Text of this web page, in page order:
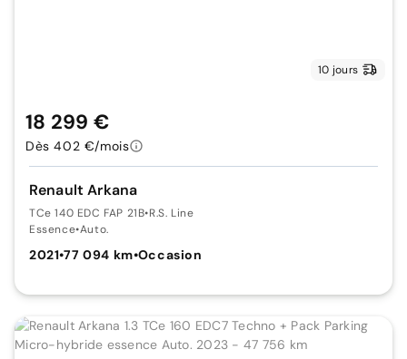
10 jours
Renault Arkana
TCe 140 EDC FAP 21B•R.S. Line
Essence•Auto.
2021•77 094 km•Occasion
18 299 €
Dès 402 €/mois